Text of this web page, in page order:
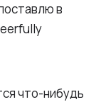
в
что-нибудь